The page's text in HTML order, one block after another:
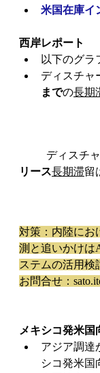
米国在庫イ
西岸レポート
以下のグラ
ディスチャ
までの長期
ディスチ
リース長期滞留
対策：内陸にお
測と追いかけは
ステムの活用検
お問合せ：
メキシコ発米国
アジア調達
シコ発米国